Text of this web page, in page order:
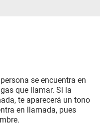
se encuentra en
que llamar. Si la
te aparecerá un tono
en llamada, pues